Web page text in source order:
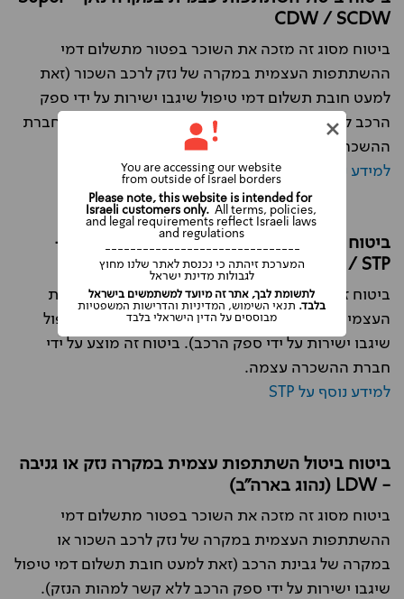
CDW / SCDW
ביטוח מסוג זה מזכה את השוכר בפטור מתשלום דמי
ההשתתפות העצמית במקרה של נזק לרכב השכור (זאת
למעט חובת תשלום דמי טיפול שיגבו ישירות על ידי ספק
הרכב ללא קשר למהות הנזק). ביטוח זה מוצע על ידי חברת
ההשכרה עצמה.
למידע נוסף על SCDW
ביטוח ביטול השתתפות עצמית במקרה גניבה -
Super TP / STP
ביטוח זה מזכה אותך בפטור מתשלום דמי ההשתתפות
העצמית במקרה של גניבת הרכב (זאת למעט דמי טיפול
שיגבו ישירות על ידי ספק הרכב). ביטוח זה מוצע על ידי
חברת ההשכרה עצמה.
למידע נוסף על STP
ביטוח ביטול השתתפות עצמית במקרה נזק או גניבה
- LDW (נהוג בארה"ב)
ביטוח מסוג זה מזכה את השוכר בפטור מתשלום דמי
ההשתתפות העצמית במקרה של נזק לרכב השכור או
במקרה של גבינת הרכב (זאת למעט חובת תשלום דמי טיפול
שיגבו ישירות על ידי ספק הרכב ללא קשר למהות הנזק).
Please note, this website is intended for
Israeli customers only.All terms, policies,
and legal requirements reflect Israeli laws
and regulations
-------------------------------
המערכת זיהתה כי נכנסת לאתר שלנו מחוץ
לגבולות מדינת ישראל
You are accessing our website
from outside of Israel borders
לתשומת לבך, אתר זה מיועד למשתמשים בישראל
בלבד. תנאי השימוש, המדיניות והדרישות המשפטיות
מבוססים על הדין הישראלי בלבד